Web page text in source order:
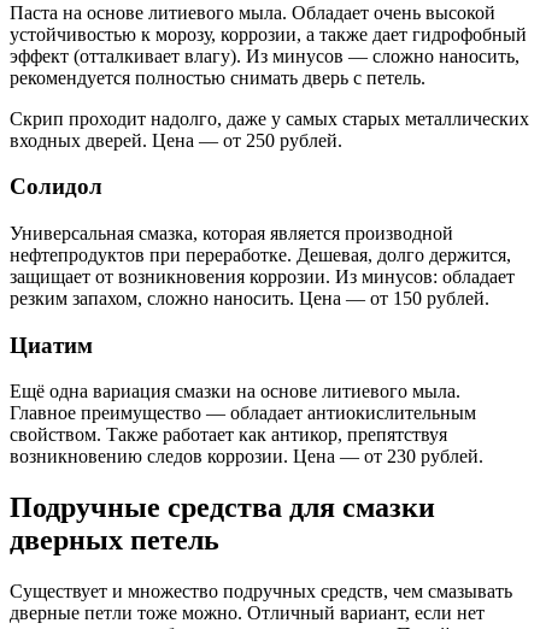
Паста на основе литиевого мыла. Обладает очень высокой
устойчивостью к морозу, коррозии, а также дает гидрофобный
эффект (отталкивает влагу). Из минусов — сложно наносить,
рекомендуется полностью снимать дверь с петель.
Скрип проходит надолго, даже у самых старых металлических
входных дверей. Цена — от 250 рублей.
Солидол
Универсальная смазка, которая является производной
нефтепродуктов при переработке. Дешевая, долго держится,
защищает от возникновения коррозии. Из минусов: обладает
резким запахом, сложно наносить. Цена — от 150 рублей.
Циатим
Ещё одна вариация смазки на основе литиевого мыла.
Главное преимущество — обладает антиокислительным
свойством. Также работает как антикор, препятствуя
возникновению следов коррозии. Цена — от 230 рублей.
Подручные средства для смазки
дверных петель
Существует и множество подручных средств, чем смазывать
дверные петли тоже можно. Отличный вариант, если нет